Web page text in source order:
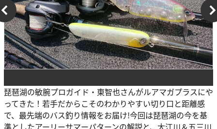
琵琶湖の敏腕プロガイド・東智也さんがルアマガプラスにや
ってきた！若手だからこそのわかりやすい切り口と距離感
で、最先端のバス釣り情報をお届け!今回は琵琶湖の今を基
準としたアーリーサマーパターンの解説と、大江川＆五三川